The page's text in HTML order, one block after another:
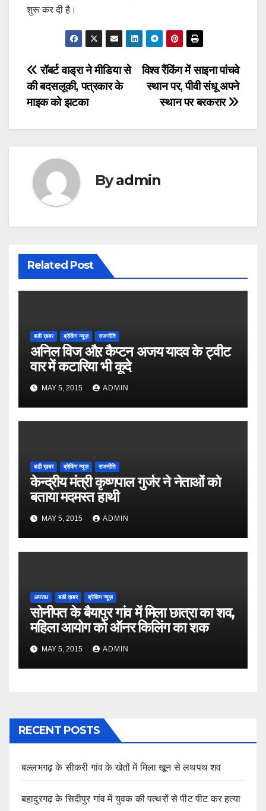
शुरू कर दी है।
Post
navigation
विश्व रैंकिंग में साइना पांचवे
स्थान पर, पीवी संधू अपने
स्थान पर बरकरार
रॉबर्ट वाड्रा ने मीडिया से
की बदसलूकी, पत्रकार के
माइक को झटका
Byadmin
Related Post
बडी ख़बर ब्रेकिंग न्यूज़ राजनीति
अनिल विज औऱ कैप्टन अजय यादव के ट्वीट
वार में कटारिया भी कूदे
MAY 5, 2015 ADMIN
बडी ख़बर ब्रेकिंग न्यूज़ राजनीति
केन्द्रीय मंत्री कृष्णपाल गुर्जर ने नेताओं को
बताया मदमस्त हाथी
MAY 5, 2015 ADMIN
अपराध बडी ख़बर ब्रेकिंग न्यूज़
सोनीपत के बैयापुर गांव में मिला छात्रा का शव,
महिला आयोग को ऑनर किलिंग का शक
MAY 5, 2015 ADMIN
RECENT POSTS
बल्लभगढ़ के सीकरी गांव के खेतों में मिला खून से लथपथ शव
बहादुरगढ़ के सिदीपुर गांव में युवक की पत्थरों से पीट पीट कर हत्या